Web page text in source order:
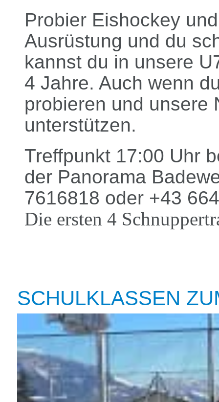
Probier Eishockey
Ausrüstung und du
kannst du in unsere
4 Jahre. Auch wenn
probieren und unsere
unterstützen.
Treffpunkt 17:00 Uhr
der Panorama
7616818 oder +43
Die ersten 4
SCHULKLASSEN